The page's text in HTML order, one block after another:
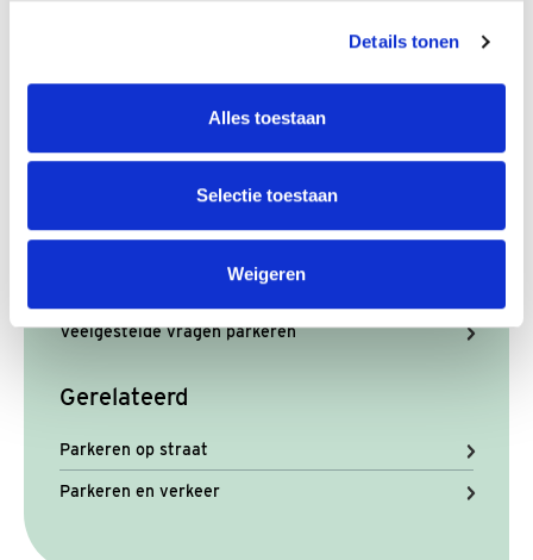
Details tonen
Alles toestaan
Selectie toestaan
Weigeren
Meer informatie
Apeldoorn?
Meer informatie
Veelgestelde vragen parkeren
Gerelateerd
Parkeren op straat
Parkeren en verkeer